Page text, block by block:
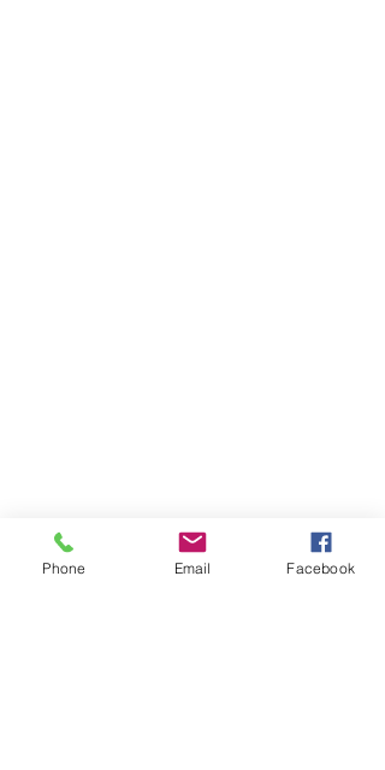
Phone Email Facebook